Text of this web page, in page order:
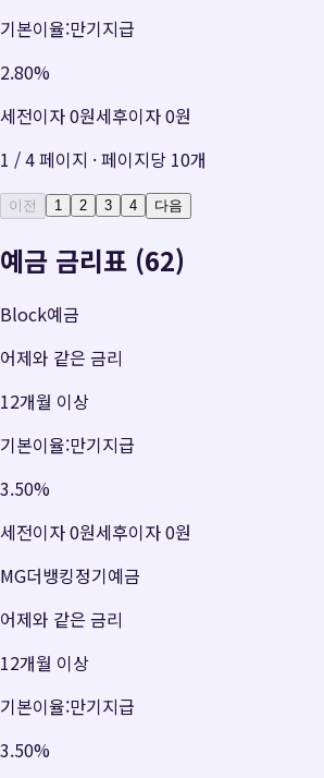
기본이율:만기지급
2.80%
세전이자0원세후이자0원
1 /4페이지 · 페이지당 10개
이전 1 2 3 4 다음
예금 금리표 (62)
Block예금
어제와 같은 금리
12개월 이상
기본이율:만기지급
3.50%
세전이자0원세후이자0원
MG더뱅킹정기예금
어제와 같은 금리
12개월 이상
기본이율:만기지급
3.50%